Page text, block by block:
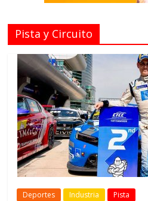
Pista y Circuito
Deportes Industria Pista